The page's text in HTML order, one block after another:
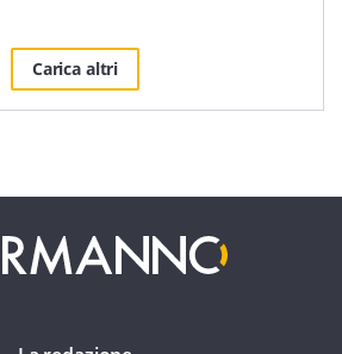
Carica altri